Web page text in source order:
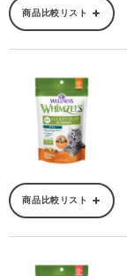
商品比較リスト
商品比較リスト